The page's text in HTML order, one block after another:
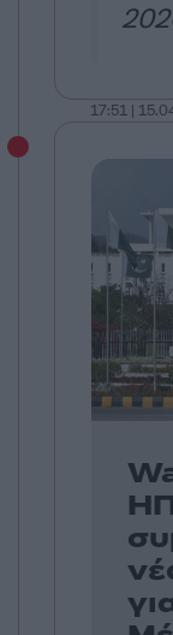
17:51 |